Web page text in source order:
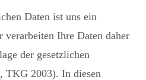
Daten ist uns ein
verarbeiten Ihre Daten daher
der gesetzlichen
TKG 2003). In diesen